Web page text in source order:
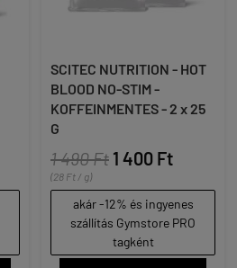
SCITEC NUTRITION - HOT
BLOOD NO-STIM -
KOFFEINMENTES - 2 x 25
G
1 490 Ft 1 400 Ft
(28 Ft / g)
akár -12% és ingyenes
szállítás Gymstore PRO
tagként